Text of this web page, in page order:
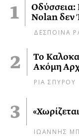
Οδύσσεια:
Nolan δεν
ΔΕΣΠΟΙΝΑ
Το
Ακόμη
ΡΙΑ ΣΠΥΡΟΥ
ΙΩΑΝΝΗΣ